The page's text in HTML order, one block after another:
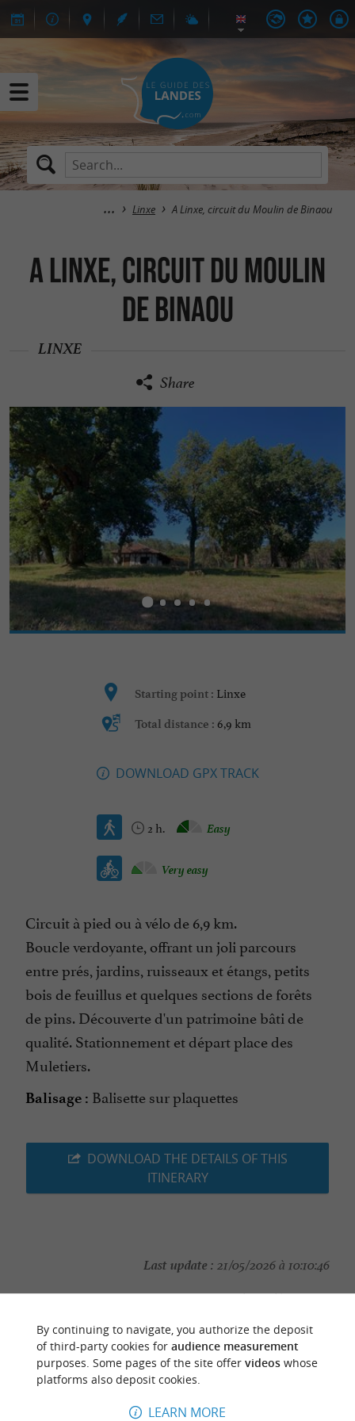
Linxe A Linxe, circuit du Moulin de Binaou
A Linxe, circuit du Moulin
de Binaou
LINXE
Share
Starting point : Linxe
Total distance : 6,9 km
DOWNLOAD GPX TRACK
2 h. Easy
Very easy
Circuit à pied ou à vélo de 6,9 km.
Boucle verdoyante, offrant un joli parcours
entre prés, jardins, ruisseaux et étangs, petits
bois de feuillus et quelques sections de forêts
de pins. Découverte d'un patrimoine bâti de
qualité. Stationnement et départ place des
Muletiers.
Balisage : Balisette sur plaquettes
DOWNLOAD THE DETAILS OF THIS
ITINERARY
Last update : 21/05/2026 à 10:10:46
Source :Sirtaqui|CDT 40
Photo credit :@Sirtaqui Cf. CDT 40
By continuing to navigate, you authorize the deposit
of third-party cookies for audience measurement
purposes. Some pages of the site offer videoswhose
platforms also deposit cookies.
LEARN MORE